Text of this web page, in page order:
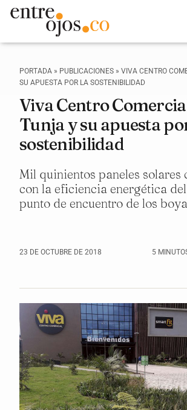
PORTADA » PUBLICACIONES » VIVA CENTRO
SU APUESTA POR LA SOSTENIBILIDAD
Viva Centro
Tunja y su apuesta
sostenibilidad
Mil quinientos paneles solares
con la eficiencia energética
punto de encuentro de los
23 DE OCTUBRE DE 2018 5